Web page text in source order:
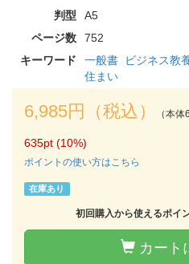
判型
A5
ページ数
752
キーワード
一般書 ビジネス教
住まい
6,985円（税込） （本
635pt (10%)
ポイントの使い方はこちら
在庫あり
初回購入から使えるポイ
カート